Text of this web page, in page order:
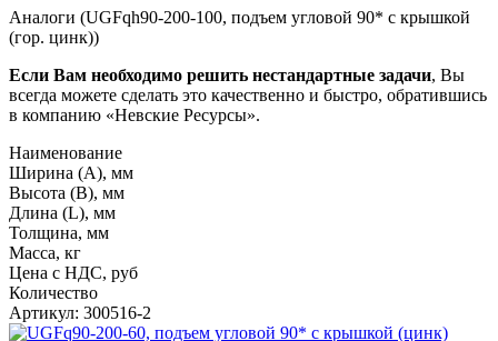
Аналоги (UGFqh90-200-100, подъем угловой 90* с крышкой
(гор. цинк))
Если Вам необходимо решить нестандартные задачи, Вы
всегда можете сделать это качественно и быстро, обратившись
в компанию «Невские Ресурсы».
Наименование
Ширина (А), мм
Высота (В), мм
Длина (L), мм
Толщина, мм
Масса, кг
Цена с НДС, руб
Количество
Артикул: 300516-2